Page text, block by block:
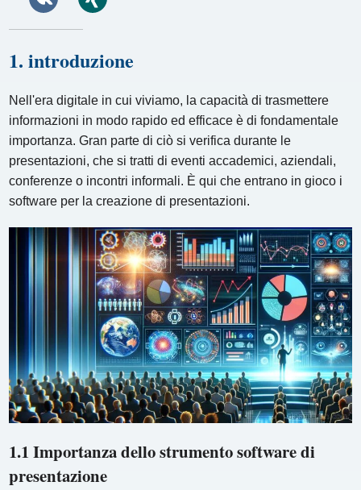
1. introduzione
Nell'era digitale in cui viviamo, la capacità di trasmettere
informazioni in modo rapido ed efficace è di fondamentale
importanza. Gran parte di ciò si verifica durante le
presentazioni, che si tratti di eventi accademici, aziendali,
conferenze o incontri informali. È qui che entrano in gioco i
software per la creazione di presentazioni.
1.1 Importanza dello strumento software di
presentazione